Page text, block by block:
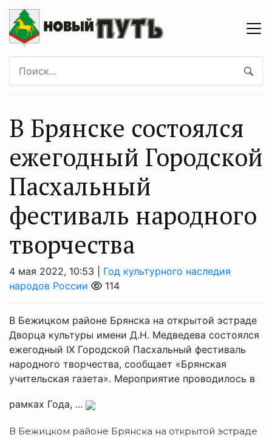
В Брянске состоялся
ежегодный Городской
Пасхальный
фестиваль народного
творчества
4 мая 2022, 10:53 | Год культурного наследия
народов России
114
В Бежицком районе Брянска на открытой эстраде
Дворца культуры имени Д.Н. Медведева состоялся
ежегодный IX Городской Пасхальный фестиваль
народного творчества, сообщает «Брянская
учительская газета». Мероприятие проводилось в
рамках Года, ...
В Бежицком районе Брянска на открытой эстраде